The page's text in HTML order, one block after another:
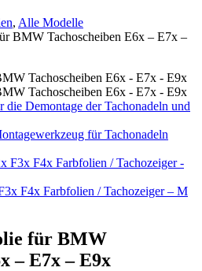
, Alle Modelle
BMW Tachoscheiben E6x – E7x –
für Tachonadeln
F4x Farbfolien / Tachozeiger – M
für BMW
– E7x – E9x